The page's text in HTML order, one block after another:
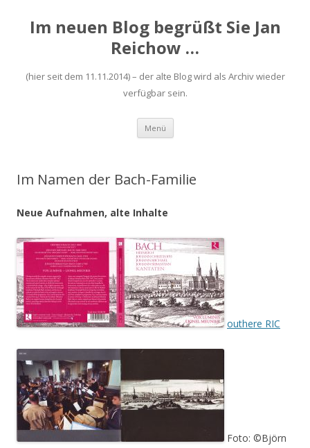
Im neuen Blog begrüßt Sie Jan
Reichow …
(hier seit dem 11.11.2014) – der alte Blog wird als Archiv wieder
verfügbar sein.
Menü Zum
springen
Im Namen der Bach-Familie
Neue Aufnahmen, alte Inhalte
outhere RIC
Foto: ©Björn